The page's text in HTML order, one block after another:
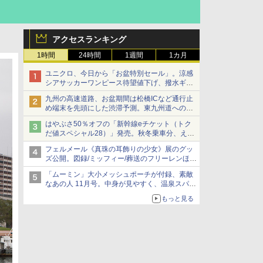
アクセスランキング
1時間 24時間 1週間 1カ月
ユニクロ、今日から「お盆特別セール」。涼感
シアサッカーワンピース待望値下げ、撥水ギア
ショーツは1990円に
九州の高速道路、お盆期間は松橋ICなど通行止
め端末を先頭にした渋滞予測。東九州道への迂
回は料金調整を実施
はやぶさ50％オフの「新幹線eチケット（トク
だ値スペシャル28）」発売。秋冬乗車分、えき
ねっと限定
フェルメール《真珠の耳飾りの少女》展のグッ
ズ公開。図録/ミッフィー/葬送のフリーレンほ
か、注目ブランドコラボが実現
「ムーミン」大小メッシュポーチが付録、素敵
なあの人 11月号。中身が見やすく、温泉スパに
もっと見る